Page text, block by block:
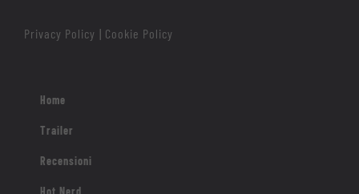
Privacy Policy Cookie Policy
Home
Trailer
Recensioni